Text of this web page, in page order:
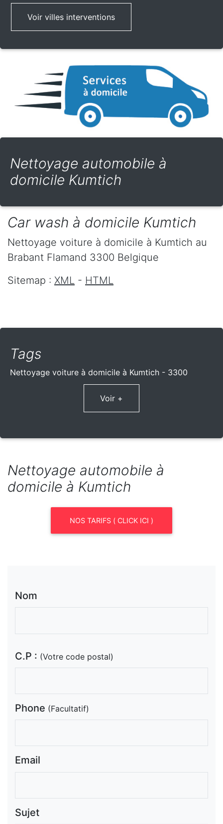
Voir villes interventions
Nettoyage automobile à
domicile Kumtich
Car wash à domicile Kumtich
Nettoyage voiture à domicile à Kumtich au
Brabant Flamand 3300 Belgique
Sitemap : XML - HTML
Tags
Nettoyage voiture à domicile à Kumtich - 3300
Voir +
Nettoyage automobile à
domicile à Kumtich
NOS TARIFS ( CLICK ICI )
Nom
C.P : (Votre code postal)
Phone (Facultatif)
Email
Sujet